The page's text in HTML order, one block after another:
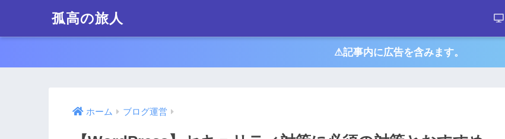
孤高の旅人
⚠︎記事内に広告を含みます。
ホーム ブログ運営